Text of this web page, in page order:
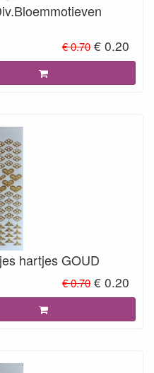
€ 0.70 € 0.20
hartjes GOUD
€ 0.70 € 0.20